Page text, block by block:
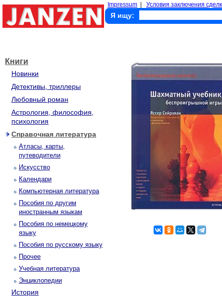
Impressum Условия заключения
Я ищу:
Книги
Новинки
Детективы, триллеры
Любовный роман
Астрология, философия,
психология
Справочная литература
Атласы, карты,
путеводители
Искусство
Календари
Компьютерная литература
Пособия по другим
иностранным языкам
Пособия по немецкому
языку
Пособия по русскому языку
Прочее
Учебная литература
Энциклопедии
История